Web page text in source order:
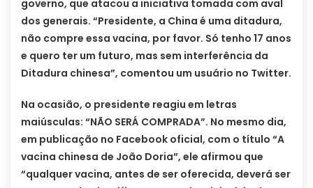
governo, que atacou a iniciativa tomada com aval
dos generais. “Presidente, a China é uma ditadura,
não compre essa vacina, por favor. Só tenho 17 anos
e quero ter um futuro, mas sem interferência da
Ditadura chinesa”, comentou um usuário no Twitter.
Na ocasião, o presidente reagiu em letras
maiúsculas: “NÃO SERÁ COMPRADA”. No mesmo dia,
em publicação no Facebook oficial, com o título “A
vacina chinesa de João Doria”, ele afirmou que
“qualquer vacina, antes de ser oferecida, deverá ser